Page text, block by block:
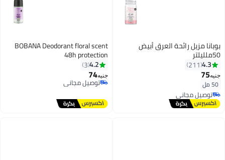
بوبانا مزيل رائحة العرق أبيض
50ملليلتر
4.3
211
جنيه75
50 مل
توصيل مجاني
باقي 3 وحدات في المخزون
توصيل مجاني
BOBANA Deodorant floral scent
48h protection
4.2
3
جنيه74
توصيل مجاني
توصيل مجاني